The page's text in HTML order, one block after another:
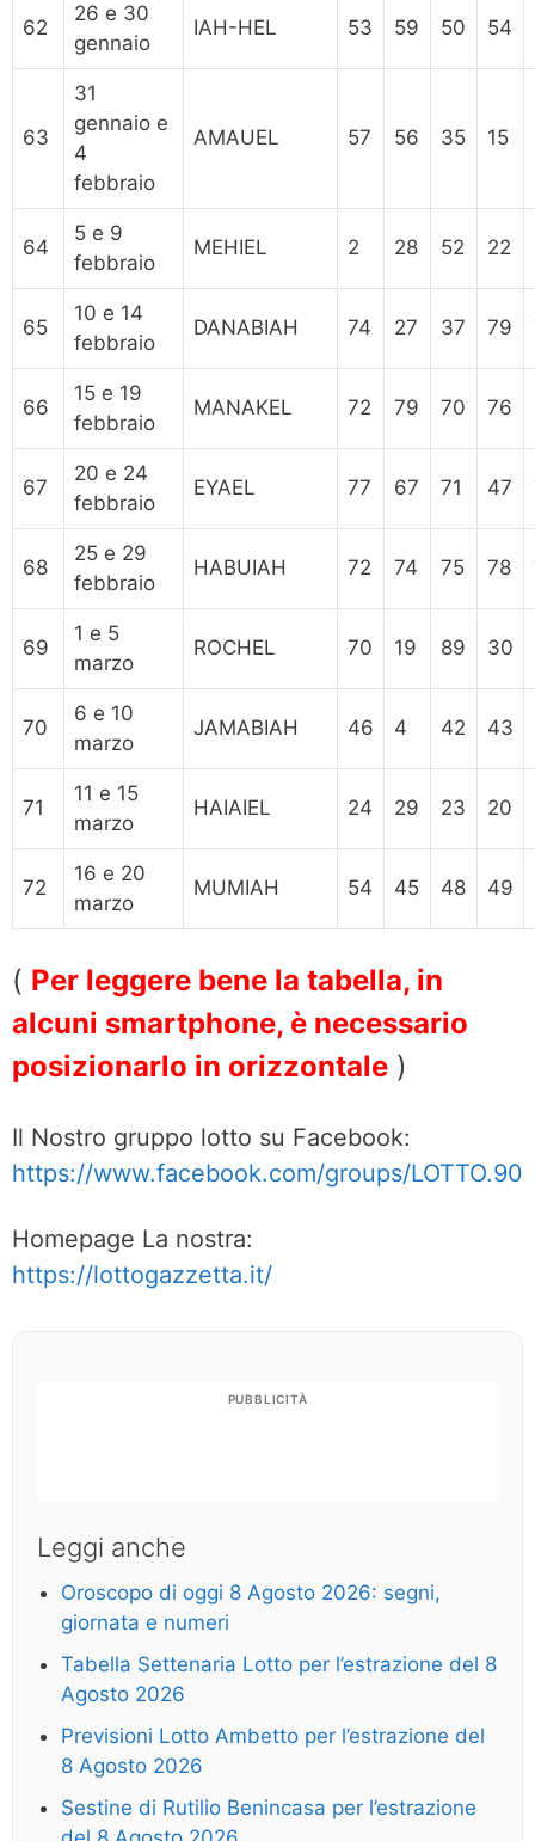
62
26 e 30
gennaio
IAH-HEL 53 59 50 54
63
31
gennaio e
4
febbraio
AMAUEL 57 56 35 15
64
5 e 9
febbraio
MEHIEL 2 28 52 22
65
10 e 14
febbraio
DANABIAH 74 27 37 79
66
15 e 19
febbraio
MANAKEL 72 79 70 76
67
20 e 24
febbraio
EYAEL 77 67 71 47
68
25 e 29
febbraio
HABUIAH 72 74 75 78
69
1 e 5
marzo
ROCHEL 70 19 89 30
70
6 e 10
marzo
JAMABIAH 46 4 42 43
71
11 e 15
marzo
HAIAIEL 24 29 23 20
72
16 e 20
marzo
MUMIAH 54 45 48 49
( Per leggere bene la tabella, in
alcuni smartphone, è necessario
posizionarlo in orizzontale )
Il Nostro gruppo lotto su Facebook:
https://www.facebook.com/groups/LOTTO.90
Homepage La nostra:
https://lottogazzetta.it/
PUBBLICITÀ
Leggi anche
Oroscopo di oggi 8 Agosto 2026: segni,
giornata e numeri
Tabella Settenaria Lotto per l’estrazione del 8
Agosto 2026
Previsioni Lotto Ambetto per l’estrazione del
8 Agosto 2026
Sestine di Rutilio Benincasa per l’estrazione